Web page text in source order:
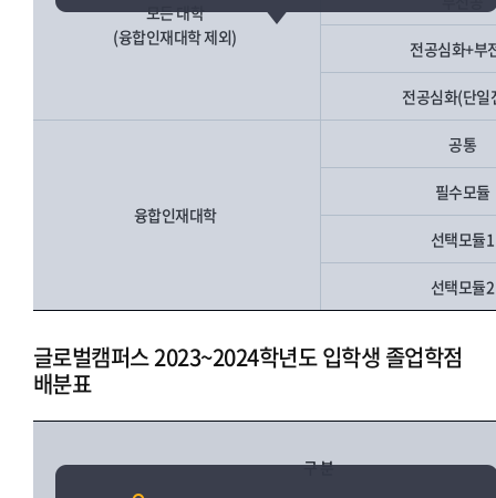
모든 대학
(융합인재대학 제외)
전공심화+부
전공심화(단
융합인재대학
공통
필수모듈
선택모듈1
선택모듈2
글로벌캠퍼스 2023~2024학년도 입학생 졸업학점
배분표
구 분